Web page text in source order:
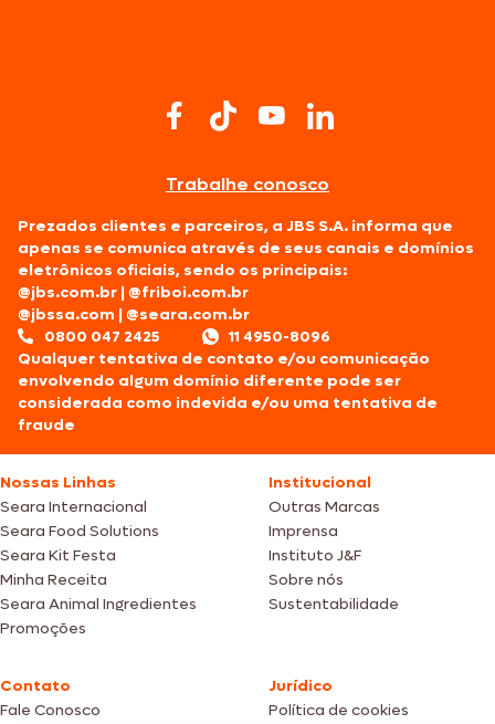
Trabalhe conosco
Prezados clientes e parceiros, a JBS S.A. informa que
apenas se comunica através de seus canais e domínios
eletrônicos oficiais, sendo os principais:
@jbs.com.br |@friboi.com.br
@jbssa.com |@seara.com.br
0800 047 2425
11 4950-8096
Qualquer tentativa de contato e/ou comunicação
envolvendo algum domínio diferente pode ser
considerada como indevida e/ou uma tentativa de
fraude
Nossas Linhas
Seara Internacional
Seara Food Solutions
Seara Kit Festa
Minha Receita
Seara Animal Ingredientes
Promoções
Institucional
Outras Marcas
Imprensa
Instituto J&F
Sobre nós
Sustentabilidade
Contato
Fale Conosco
Jurídico
Política de cookies